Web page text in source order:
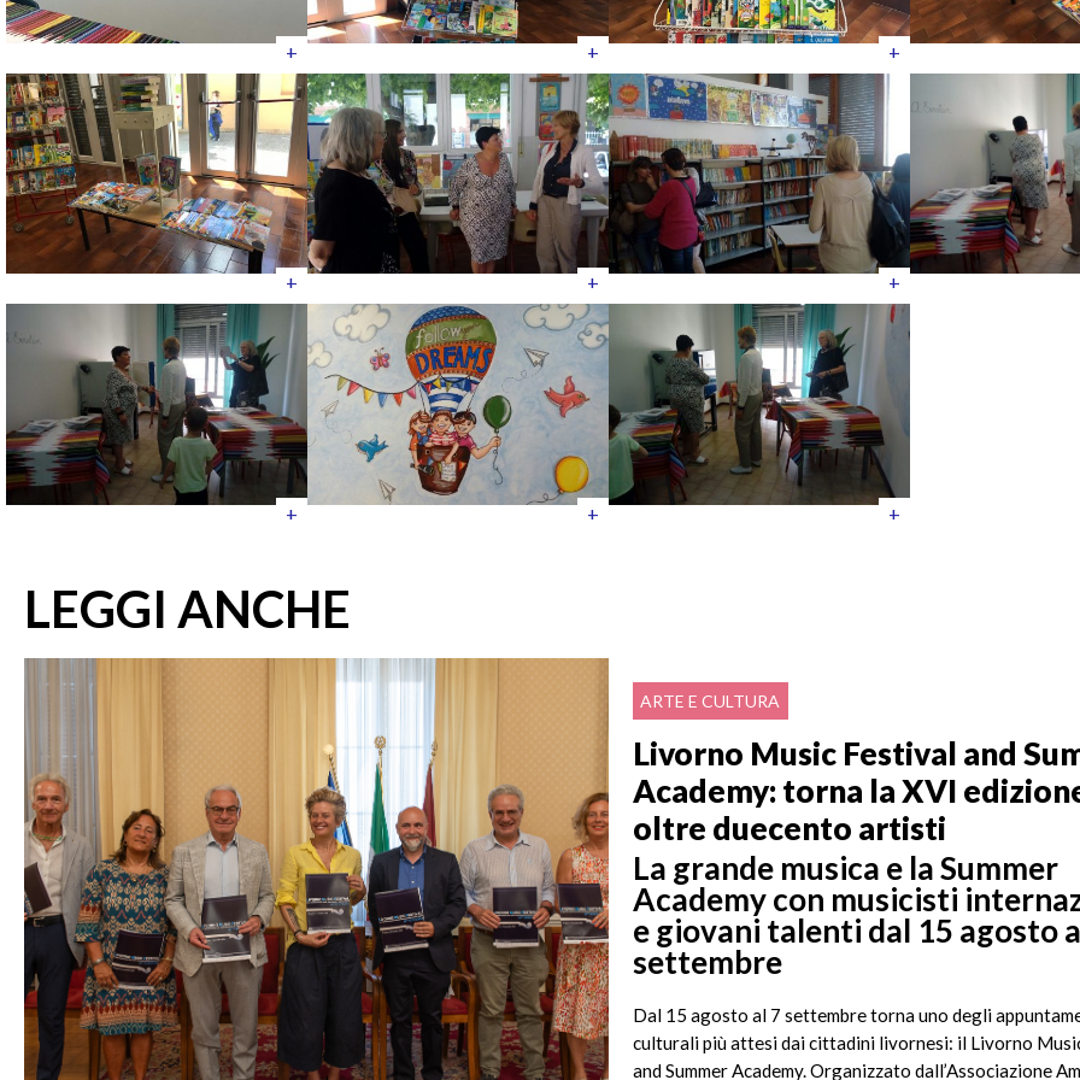
+ + +
+ + +
+ + +
LEGGI ANCHE
ARTE E CULTURA
Livorno Music Festival and
Academy: torna la XVI
oltre duecento artisti
La grande musica e la Summer
Academy con musicisti
e giovani talenti dal 15 agosto
settembre
Dal 15 agosto al 7 settembre torna uno degli
culturali più attesi dai cittadini livornesi: il Livorno
and Summer Academy. Organizzato dall’Associazione